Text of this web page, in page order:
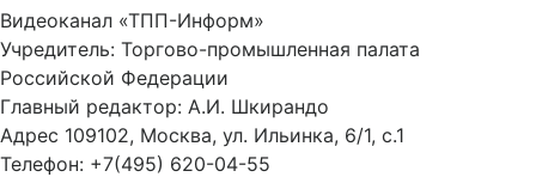
Видеоканал «ТПП-Информ»
Учредитель: Торгово-промышленная палата
Российской Федерации
Главный редактор: А.И. Шкирандо
Адрес 109102, Москва, ул. Ильинка, 6/1, c.1
Телефон: +7(495) 620-04-55